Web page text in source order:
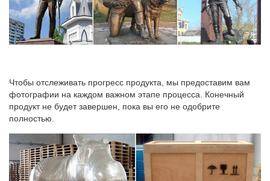
Чтобы отслеживать прогресс продукта, мы предоставим вам
фотографии на каждом важном этапе процесса. Конечный
продукт не будет завершен, пока вы его не одобрите
полностью.